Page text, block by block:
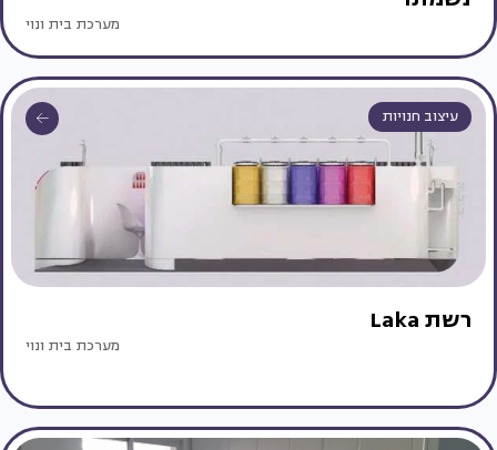
מערכת בית ונוי
עיצוב חנויות
רשת Laka
מערכת בית ונוי